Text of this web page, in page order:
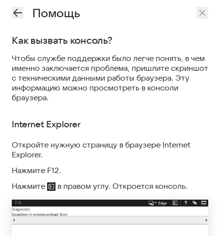
Помощь
Как вызвать консоль?
Чтобы службе поддержки было легче понять, в чем
именно заключается проблема, пришлите скриншот
с техническими данными работы браузера. Эту
информацию можно просмотреть в консоли
браузера.
Internet Explorer
Откройте нужную страницу в браузере Internet
Explorer.
Нажмите F12.
Нажмите
в правом углу. Откроется консоль.